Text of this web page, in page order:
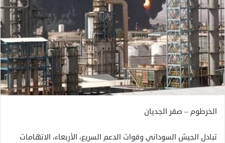
الخرطوم – صقر الجديان
تبادل الجيش السوداني وقوات الدعم السريع، الأربعاء، الاتهامات